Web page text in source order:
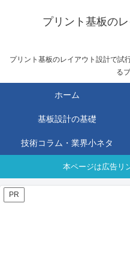
プリント基板の
プリント基板のレイアウト設計で試
る
ホーム
基板設計の基礎
技術コラム・業界小ネタ
本ページは広告リ
PR